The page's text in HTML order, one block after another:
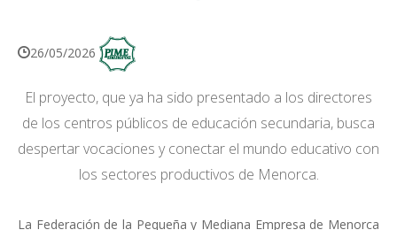
26/05/2026
El proyecto, que ya ha sido presentado a los directores
de los centros públicos de educación secundaria, busca
despertar vocaciones y conectar el mundo educativo con
los sectores productivos de Menorca.
La Federación de la Pequeña y Mediana Empresa de Menorca